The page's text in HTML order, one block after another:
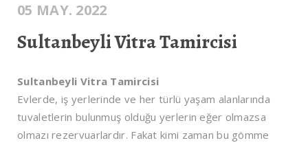
05 MAY. 2022
Sultanbeyli Vitra Tamircisi
Sultanbeyli Vitra Tamircisi
Evlerde, iş yerlerinde ve her türlü yaşam alanlarında
tuvaletlerin bulunmuş olduğu yerlerin eğer olmazsa
olmazı rezervuarlardır. Fakat kimi zaman bu gömme